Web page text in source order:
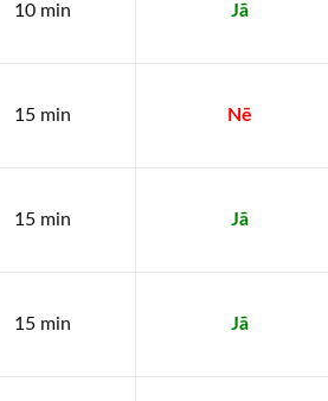
10 min Jā
15 min Nē
15 min Jā
15 min Jā